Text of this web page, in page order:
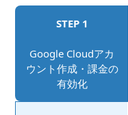
STEP 1
Google Cloudアカ
ウント作成・課金の
有効化